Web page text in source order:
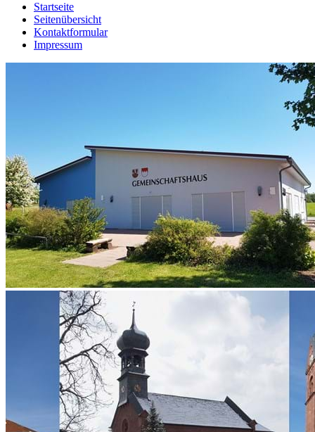
Startseite
Seitenübersicht
Kontaktformular
Impressum